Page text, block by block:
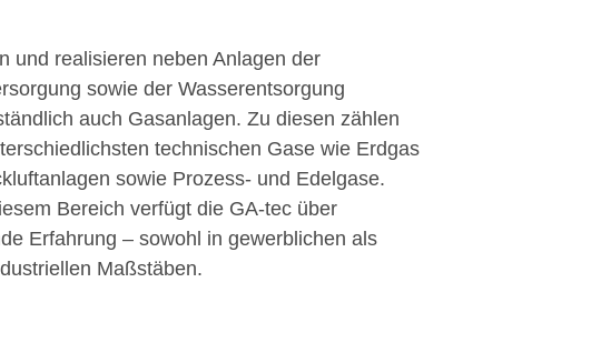
und realisieren neben Anlagen der
sowie der Wasserentsorgung
auch Gasanlagen. Zu diesen zählen
technischen Gase wie Erdgas
sowie Prozess- und Edelgase.
Bereich verfügt die GA-tec über
Erfahrung – sowohl in gewerblichen als
Maßstäben.